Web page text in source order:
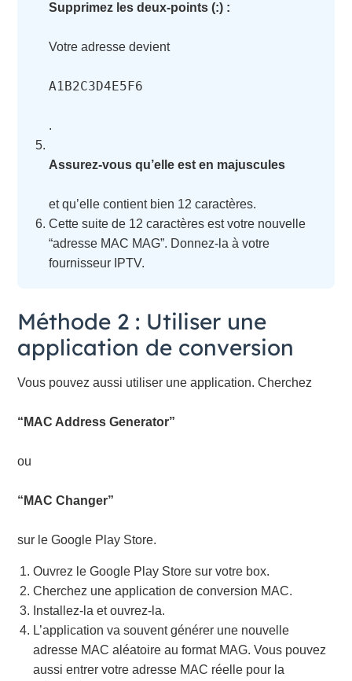
Supprimez les deux-points (:) :
Votre adresse devient
A1B2C3D4E5F6
.
Assurez-vous qu’elle est en majuscules
et qu’elle contient bien 12 caractères.
Cette suite de 12 caractères est votre nouvelle
“adresse MAC MAG”. Donnez-la à votre
fournisseur IPTV.
Méthode 2 : Utiliser une
application de conversion
Vous pouvez aussi utiliser une application. Cherchez
“MAC Address Generator”
ou
“MAC Changer”
sur le Google Play Store.
Ouvrez le Google Play Store sur votre box.
Cherchez une application de conversion MAC.
Installez-la et ouvrez-la.
L’application va souvent générer une nouvelle
adresse MAC aléatoire au format MAG. Vous pouvez
aussi entrer votre adresse MAC réelle pour la